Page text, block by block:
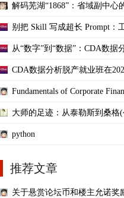
解码芜湖“1868”：省域副中心
别把 Skill 写成超长 Prompt：
从“数字”到“数据”：CDA数据
CDA数据分析脱产就业班在
Fundamentals of Corporate
大师的足迹：从泰勒斯到桑格(
python
推荐文章
关于悬赏论坛币和楼主允诺奖